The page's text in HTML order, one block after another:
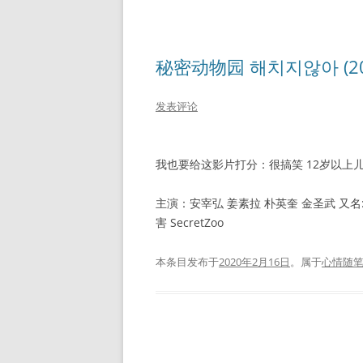
秘密动物园 해치지않아
发表评论
我也要给这影片打分：很搞笑 12岁以上
主演：安宰弘 姜素拉 朴英奎 金圣武 又
害 SecretZoo
本条目发布于2020年2月16日。属于心情随笔